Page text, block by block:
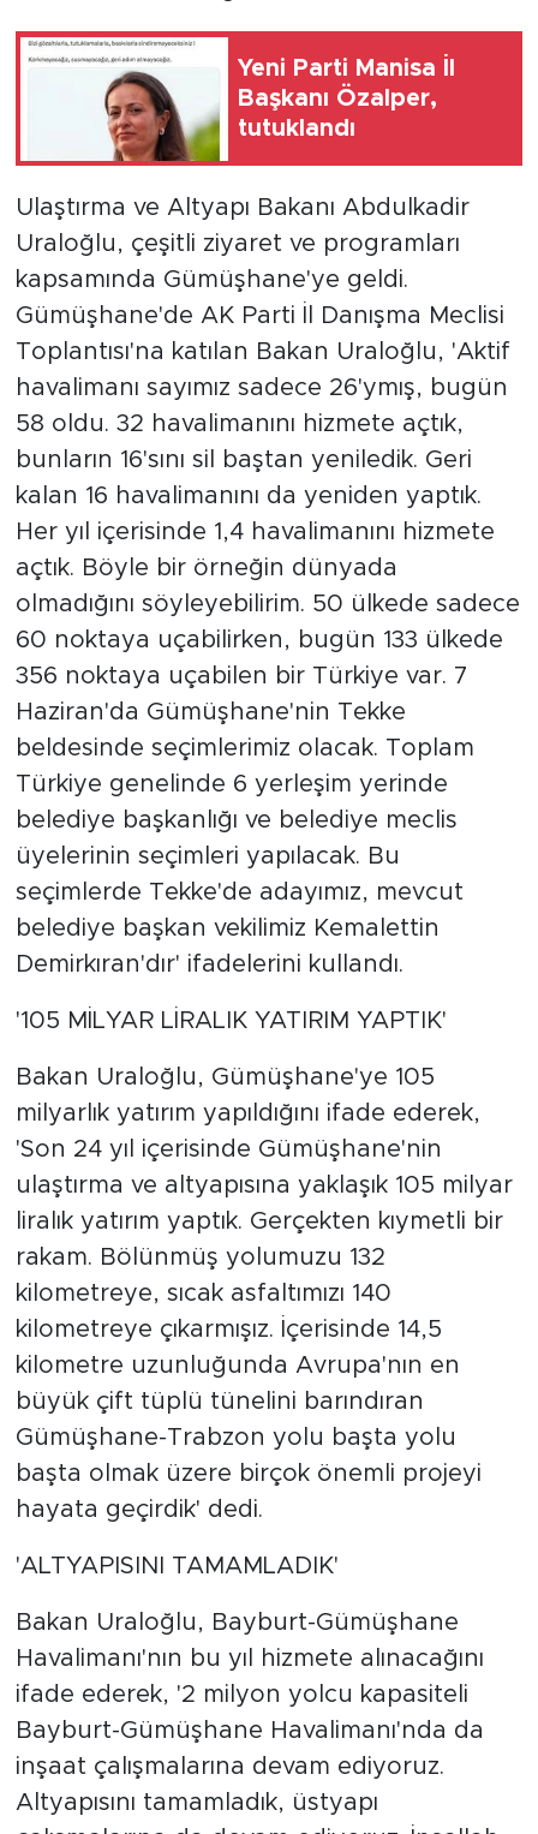
Yeni Parti Manisa İl
Başkanı Özalper,
tutuklandı
Ulaştırma ve Altyapı Bakanı Abdulkadir
Uraloğlu, çeşitli ziyaret ve programları
kapsamında Gümüşhane'ye geldi.
Gümüşhane'de AK Parti İl Danışma Meclisi
Toplantısı'na katılan Bakan Uraloğlu, 'Aktif
havalimanı sayımız sadece 26'ymış, bugün
58 oldu. 32 havalimanını hizmete açtık,
bunların 16'sını sil baştan yeniledik. Geri
kalan 16 havalimanını da yeniden yaptık.
Her yıl içerisinde 1,4 havalimanını hizmete
açtık. Böyle bir örneğin dünyada
olmadığını söyleyebilirim. 50 ülkede sadece
60 noktaya uçabilirken, bugün 133 ülkede
356 noktaya uçabilen bir Türkiye var. 7
Haziran'da Gümüşhane'nin Tekke
beldesinde seçimlerimiz olacak. Toplam
Türkiye genelinde 6 yerleşim yerinde
belediye başkanlığı ve belediye meclis
üyelerinin seçimleri yapılacak. Bu
seçimlerde Tekke'de adayımız, mevcut
belediye başkan vekilimiz Kemalettin
Demirkıran'dır' ifadelerini kullandı.
'105 MİLYAR LİRALIK YATIRIM YAPTIK'
Bakan Uraloğlu, Gümüşhane'ye 105
milyarlık yatırım yapıldığını ifade ederek,
'Son 24 yıl içerisinde Gümüşhane'nin
ulaştırma ve altyapısına yaklaşık 105 milyar
liralık yatırım yaptık. Gerçekten kıymetli bir
rakam. Bölünmüş yolumuzu 132
kilometreye, sıcak asfaltımızı 140
kilometreye çıkarmışız. İçerisinde 14,5
kilometre uzunluğunda Avrupa'nın en
büyük çift tüplü tünelini barındıran
Gümüşhane-Trabzon yolu başta yolu
başta olmak üzere birçok önemli projeyi
hayata geçirdik' dedi.
'ALTYAPISINI TAMAMLADIK'
Bakan Uraloğlu, Bayburt-Gümüşhane
Havalimanı'nın bu yıl hizmete alınacağını
ifade ederek, '2 milyon yolcu kapasiteli
Bayburt-Gümüşhane Havalimanı'nda da
inşaat çalışmalarına devam ediyoruz.
Altyapısını tamamladık, üstyapı